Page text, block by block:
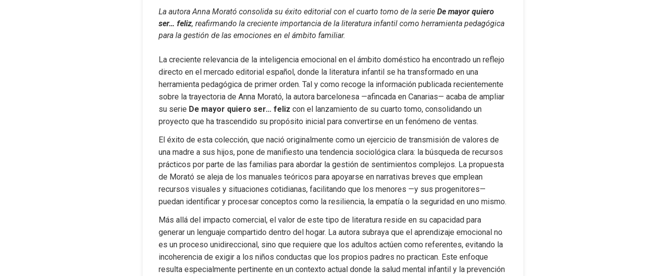
La autora Anna Morató consolida su éxito editorial con el cuarto tomo de la serie De mayor quiero
ser… feliz, reafirmando la creciente importancia de la literatura infantil como herramienta pedagógica
para la gestión de las emociones en el ámbito familiar.
La creciente relevancia de la inteligencia emocional en el ámbito doméstico ha encontrado un reflejo
directo en el mercado editorial español, donde la literatura infantil se ha transformado en una
herramienta pedagógica de primer orden. Tal y como recoge la información publicada recientemente
sobre la trayectoria de Anna Morató, la autora barcelonesa —afincada en Canarias— acaba de ampliar
su serie De mayor quiero ser… feliz con el lanzamiento de su cuarto tomo, consolidando un
proyecto que ha trascendido su propósito inicial para convertirse en un fenómeno de ventas.
El éxito de esta colección, que nació originalmente como un ejercicio de transmisión de valores de
una madre a sus hijos, pone de manifiesto una tendencia sociológica clara: la búsqueda de recursos
prácticos por parte de las familias para abordar la gestión de sentimientos complejos. La propuesta
de Morató se aleja de los manuales teóricos para apoyarse en narrativas breves que emplean
recursos visuales y situaciones cotidianas, facilitando que los menores —y sus progenitores—
puedan identificar y procesar conceptos como la resiliencia, la empatía o la seguridad en uno mismo.
Más allá del impacto comercial, el valor de este tipo de literatura reside en su capacidad para
generar un lenguaje compartido dentro del hogar. La autora subraya que el aprendizaje emocional no
es un proceso unidireccional, sino que requiere que los adultos actúen como referentes, evitando la
incoherencia de exigir a los niños conductas que los propios padres no practican. Este enfoque
resulta especialmente pertinente en un contexto actual donde la salud mental infantil y la prevención